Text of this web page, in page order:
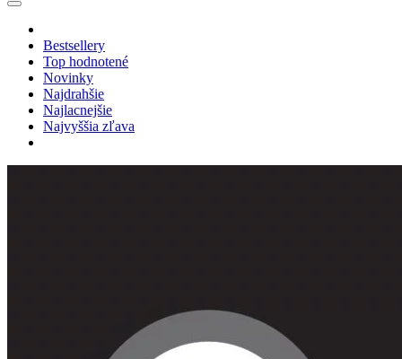
Bestsellery
Top hodnotené
Novinky
Najdrahšie
Najlacnejšie
Najvyššia zľava